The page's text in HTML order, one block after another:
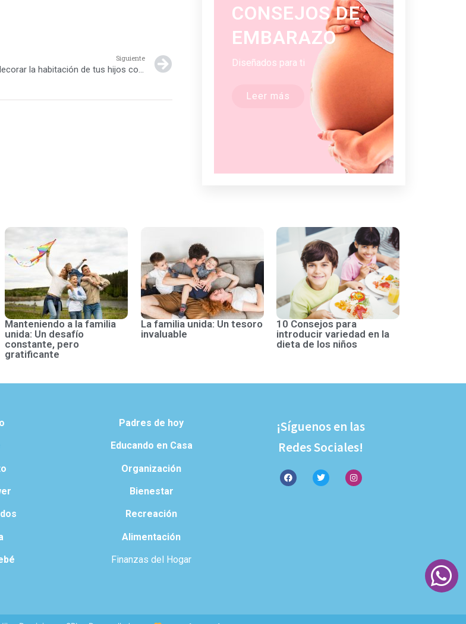
Siguiente
Ideas para decorar la habitación de tus hijos con bajo presupuesto
CONSEJOS DE
EMBARAZO
Diseñados para ti
Leer más
Manteniendo a la familia
unida: Un desafío
constante, pero
gratificante
La familia unida: Un tesoro
invaluable
10 Consejos para
introducir variedad en la
dieta de los niños
Padres de hoy
Educando en Casa
Organización
Bienestar
Recreación
Alimentación
Finanzas del Hogar
¡Síguenos en las
Redes Sociales!